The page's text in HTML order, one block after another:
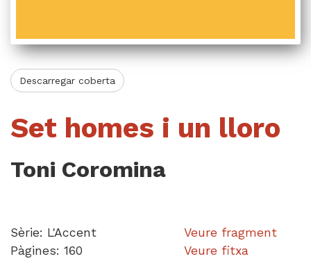
Descarregar coberta
Set homes i un lloro
Toni Coromina
Sèrie: L'Accent
Pàgines: 160
Veure fragment
Veure fitxa